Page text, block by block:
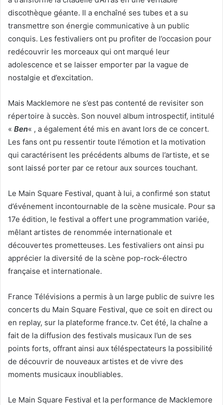
discothèque géante. Il a enchaîné ses tubes et a su
transmettre son énergie communicative à un public
conquis. Les festivaliers ont pu profiter de l’occasion pour
redécouvrir les morceaux qui ont marqué leur
adolescence et se laisser emporter par la vague de
nostalgie et d’excitation.
Mais Macklemore ne s’est pas contenté de revisiter son
répertoire à succès. Son nouvel album introspectif, intitulé
« Ben« , a également été mis en avant lors de ce concert.
Les fans ont pu ressentir toute l’émotion et la motivation
qui caractérisent les précédents albums de l’artiste, et se
sont laissé porter par ce retour aux sources touchant.
Le Main Square Festival, quant à lui, a confirmé son statut
d’événement incontournable de la scène musicale. Pour sa
17e édition, le festival a offert une programmation variée,
mêlant artistes de renommée internationale et
découvertes prometteuses. Les festivaliers ont ainsi pu
apprécier la diversité de la scène pop-rock-électro
française et internationale.
France Télévisions a permis à un large public de suivre les
concerts du Main Square Festival, que ce soit en direct ou
en replay, sur la plateforme france.tv. Cet été, la chaîne a
fait de la diffusion des festivals musicaux l’un de ses
points forts, offrant ainsi aux téléspectateurs la possibilité
de découvrir de nouveaux artistes et de vivre des
moments musicaux inoubliables.
Le Main Square Festival et la performance de Macklemore